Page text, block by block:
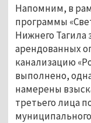
Напомним, в
программы
Нижнего Тагила
арендованных
канализацию
выполнено,
намерены
третьего лица